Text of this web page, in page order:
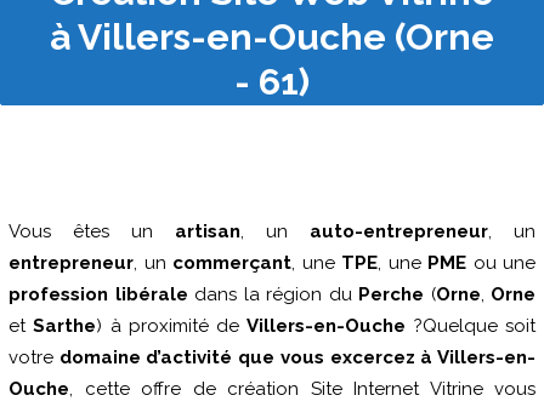
à Villers-en-Ouche (Orne
- 61)
Vous êtes un artisan, un auto-entrepreneur, un
entrepreneur, un commerçant, une TPE, une PME ou une
profession libérale dans la région du Perche (Orne, Orne
etSarthe) à proximité deVillers-en-Ouche ?Quelque soit
votre domaine d’activité que vous excercez à Villers-en-
Ouche, cette offre de création Site Internet Vitrine vous